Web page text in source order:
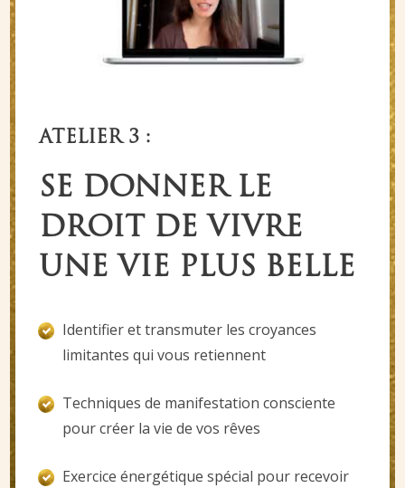
ATELIER 3 :
SE DONNER LE
DROIT DE VIVRE
UNE VIE PLUS BELLE
Identifier et transmuter les croyances
limitantes qui vous retiennent
Techniques de manifestation consciente
pour créer la vie de vos rêves
Exercice énergétique spécial pour recevoir